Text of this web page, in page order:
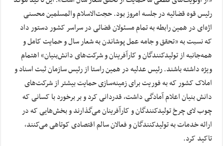
رئیس قوه قضائیه در جلسه امروز بود. حجت‌الاسلام والمسلمین محسنی
اژه‌ای در همین رابطه به تمام مسئولان قضائی در سراسر کشور دستور داد
که نسبت به «تحقق و جامه عمل پوشاندن به شعار سال و حمایت کامل و
همه‌جانبه از تولیدکنندگان و کارآفرینان و شرکت‌های دانش‌بنیان» اهتمام
ویژه داشته باشند. رئیس عدلیه در همین راستا از رئیس سازمان ثبت اسناد و
املاک کشور که به فوریت برای زمینه‌سازی حمایت بیشتر از شرکت‌های
دانش بنیان اعلام آمادگی داشت، قدردانی کرد و بر برخورد با کسانی که
چوب لای چرخ تولیدکنندگان و کارآفرینان می‌گذارند و بخش‌هایی که در
ارائه خدمات به تولیدکنندگان و فعالان سالم اقتصادی کوتاهی می‌کنند،
تاکید کرد.